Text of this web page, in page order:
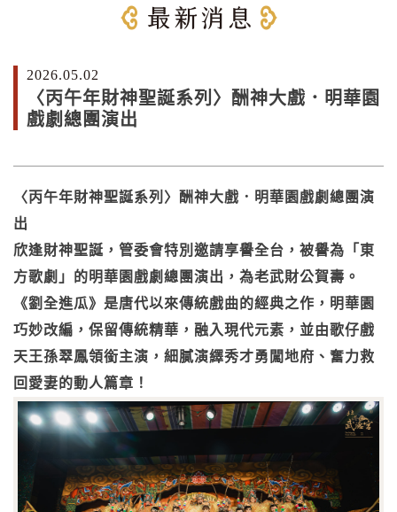
2026.05.02
〈丙午年財神聖誕系列〉酬神大戲．明華園
戲劇總團演出
〈丙午年財神聖誕系列〉酬神大戲．明華園戲劇總團演
出
欣逢財神聖誕，管委會特別邀請享譽全台，被譽為「東
方歌劇」的明華園戲劇總團演出，為老武財公賀壽。
《劉全進瓜》是唐代以來傳統戲曲的經典之作，明華園
巧妙改編，保留傳統精華，融入現代元素，並由歌仔戲
天王孫翠鳳領銜主演，細膩演繹秀才勇闖地府、奮力救
回愛妻的動人篇章！